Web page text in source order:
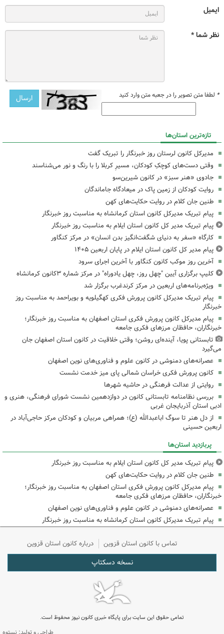
ایمیل
نظر شما *
* لطفا متن تصویر را در جعبه متن وارد کنید
تازه‌ترین استان‌ها
مدیرکل کانون لرستان روز خبرنگار را تبریک گفت
وقتی دست‌های کوچکِ کودکان، مسیرِ کربلا را با رنگ و نور می‌شناسند
جادوی «هنر سبز» در کانون شیرین‌سو
روایت کودکان از زمین پاک در میعادگاه جاماندگان
طنین جان کلام در روایت حکایت‌های کهن
پیام تبریک مدیرکل کانون استان کرمانشاه به مناسبت روز خبرنگار
پیام تبریک مدیر کل کانون استان ایلام به مناسبت روز خبرنگار
کارگاه «سفر به دنیای شگفت‌انگیز بدن انسان» در مرکز کنگاور
پیام مدیر کل کانون استان ایلام در پایان اربعین ۱۴۰۵
آخرین روز موکب کانون کنگاور با آخرین اجرای سرود
کلیپ برگزاری آیین "چهل روز، چهل یادوراه" در مرکز شماره ۳کانون کرمانشاه
ویژه‌برنامه‌های اربعین در مرکز کرندغرب برگزار شد
پیام تبریک مدیرکل کانون پرورش فکری کهگیلویه و بویراحمد به مناسبت روز
خبرنگار
پیام مدیرکل کانون پرورش فکری استان اصفهان به مناسبت روز خبرنگار؛
خبرنگاران، حافظان مرزهای فکری جامعه
تابستانی پویا، آینده‌ای روشن؛ وقتی خلاقیت در کانون استان اصفهان جان
می‌گیرد
عصرانه‌های دمنوشی در کانون علوم و فناوری‌های نوین اصفهان
کانون پرورش فکری خراسان شمالی پای میز خدمت نشست
روایتی از عدالت فرهنگی در حاشیه شهرها
بررسی نظامنامه تابستانی کانون در دوازدهمین نشست شورای فرهنگی، هنری و
ادبی استان آذربایجان غربی
از دل هنر تا سوگ اباعبدالله (ع)؛ همراهی مربیان و کودکان مرکز حاجی‌آباد در
اربعین حسینی
پربازدید استان‌ها
پیام تبریک مدیر کل کانون استان ایلام به مناسبت روز خبرنگار
طنین جان کلام در روایت حکایت‌های کهن
پیام مدیرکل کانون پرورش فکری استان اصفهان به مناسبت روز خبرنگار؛
خبرنگاران، حافظان مرزهای فکری جامعه
عصرانه‌های دمنوشی در کانون علوم و فناوری‌های نوین اصفهان
پیام تبریک مدیرکل کانون استان کرمانشاه به مناسبت روز خبرنگار
تماس با کانون استان قزوین درباره کانون استان قزوین
نسخه دسکتاپ
تمامی حقوق این سایت برای پایگاه خبری کانون نیوز محفوظ است.